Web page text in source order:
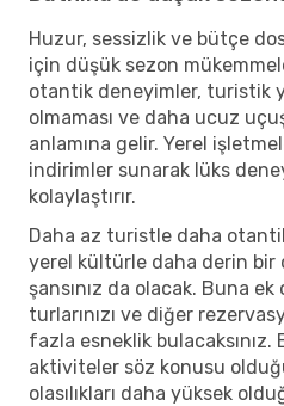
Huzur, sessizlik ve bütçe
için düşük sezon
otantik deneyimler, turistik
olmaması ve daha ucuz
anlamına gelir. Yerel
indirimler sunarak lüks
kolaylaştırır.
Daha az turistle daha
yerel kültürle daha derin bir
şansınız da olacak. Buna ek
turlarınızı ve diğer
fazla esneklik bulacaksınız.
aktiviteler söz konusu
olasılıkları daha yüksek